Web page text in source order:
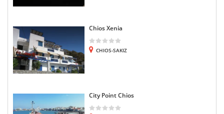
Chios Xenia
CHIOS-SAKIZ
City Point Chios